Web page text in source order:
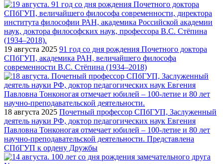
19 августа 2025 91 год со дня рождения Почетного доктора
СПбГУП, академика РАН, величайшего философа
современности В.С. Стёпина (1934–2018)
18 августа 2025 Почетный профессор СПбГУП, Заслуженный
деятель науки РФ, доктор педагогических наук Евгения
Павловна Тонконогая отмечает юбилей – 100-летие и 80 лет
научно-преподавательской деятельности. Представлена
СПбГУП к ордену Дружбы